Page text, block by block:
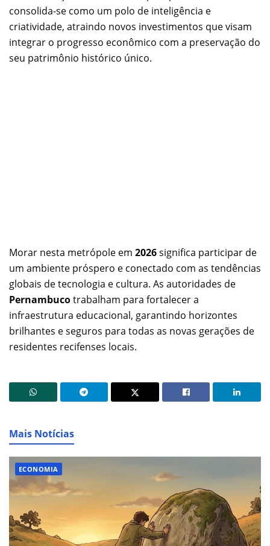
consolida-se como um polo de inteligência e
criatividade, atraindo novos investimentos que visam
integrar o progresso econômico com a preservação do
seu patrimônio histórico único.
Morar nesta metrópole em 2026significa participar de
um ambiente próspero e conectado com as tendências
globais de tecnologia e cultura. As autoridades de
Pernambucotrabalham para fortalecer a
infraestrutura educacional, garantindo horizontes
brilhantes e seguros para todas as novas gerações de
residentes recifenses locais.
Mais Notícias
ECONOMIA